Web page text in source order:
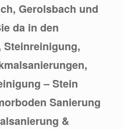
Gerolsbach und
da in den
Steinreinigung,
– Stein
Sanierung
&